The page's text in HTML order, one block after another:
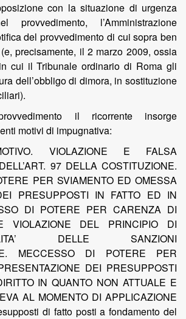
con la situazione di urgenza
provvedimento, l’Amministrazione
del provvedimento di cui sopra ben
precisamente, il 2 marzo 2009, ossia
cui il Tribunale ordinario di Roma gli
dell’obbligo di dimora, in sostituzione
il ricorrente insorge
motivi di impugnativa:
VIOLAZIONE E FALSA
97 DELLA COSTITUZIONE.
PER SVIAMENTO ED OMESSA
PRESUPPOSTI IN FATTO ED IN
DI POTERE PER CARENZA DI
VIOLAZIONE DEL PRINCIPIO DI
DELLE SANZIONI
MECCESSO DI POTERE PER
DEI PRESUPPOSTI
IN QUANTO NON ATTUALE E
AL MOMENTO DI APPLICAZIONE
di fatto posti a fondamento del